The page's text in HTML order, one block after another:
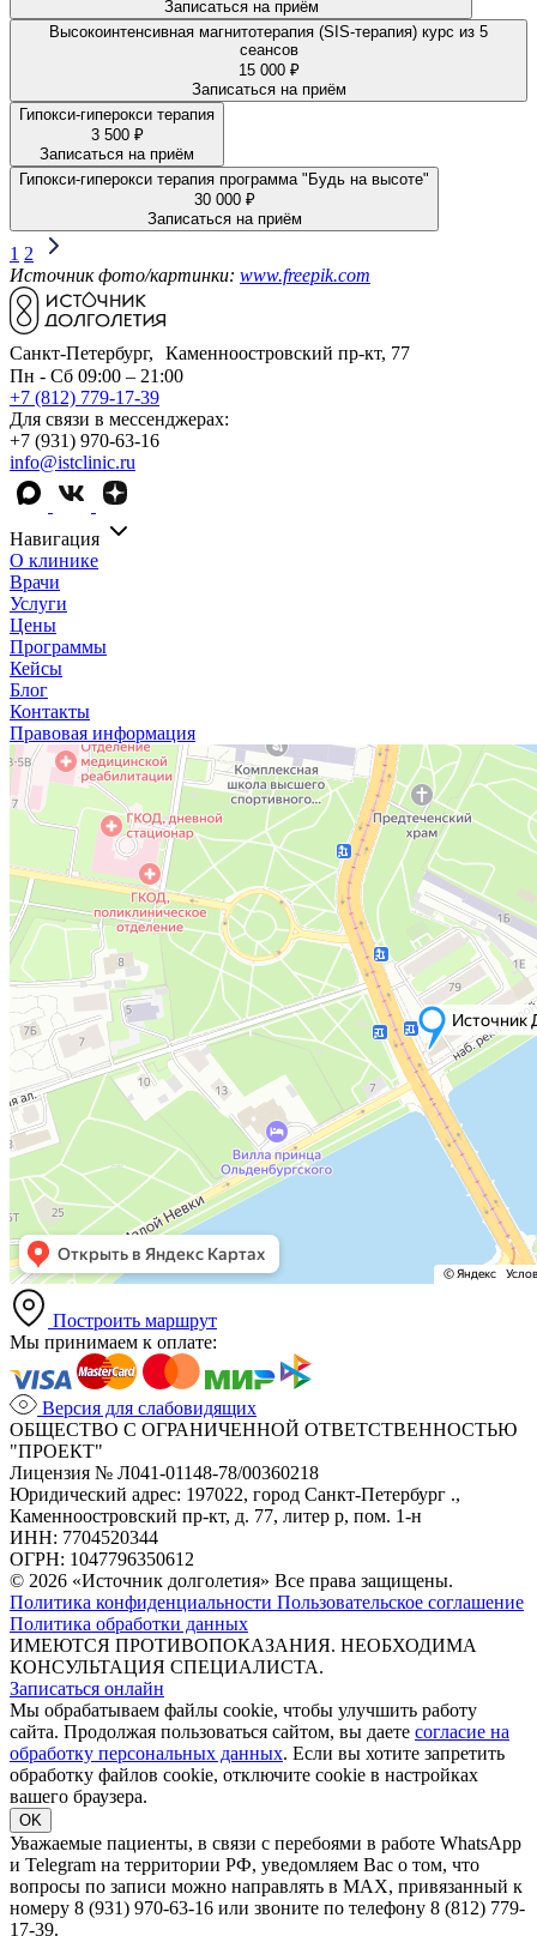
Записаться на приём
Высокоинтенсивная магнитотерапия (SIS-терапия) курс из 5
сеансов
15 000 ₽
Записаться на приём
Гипокси-гиперокси терапия
3 500 ₽
Записаться на приём
Гипокси-гиперокси терапия программа "Будь на высоте"
30 000 ₽
Записаться на приём
1 2
Источник фото/картинки: www.freepik.com
Санкт-Петербург, Каменноостровский пр-кт, 77
Пн - Сб 09:00 – 21:00
+7 (812) 779-17-39
Для связи в мессенджерах:
+7 (931) 970-63-16
info@istclinic.ru
Навигация
О клинике
Врачи
Услуги
Цены
Программы
Кейсы
Блог
Контакты
Правовая информация
Построить маршрут
Мы принимаем к оплате:
Версия для слабовидящих
ОБЩЕСТВО С ОГРАНИЧЕННОЙ ОТВЕТСТВЕННОСТЬЮ
"ПРОЕКТ"
Лицензия № Л041-01148-78/00360218
Юридический адрес: 197022, город Санкт-Петербург .,
Каменноостровский пр-кт, д. 77, литер р, пом. 1-н
ИНН: 7704520344
ОГРН: 1047796350612
© 2026 «Источник долголетия» Все права защищены.
Политика конфиденциальности Пользовательское соглашение
Политика обработки данных
ИМЕЮТСЯ ПРОТИВОПОКАЗАНИЯ. НЕОБХОДИМА
КОНСУЛЬТАЦИЯ СПЕЦИАЛИСТА.
Записаться онлайн
Мы обрабатываем файлы cookie, чтобы улучшить работу
сайта. Продолжая пользоваться сайтом, вы даете согласие на
обработку персональных данных. Если вы хотите запретить
обработку файлов cookie, отключите cookie в настройках
вашего браузера.
OK
Уважаемые пациенты, в связи с перебоями в работе WhatsApp
и Telegram на территории РФ, уведомляем Вас о том, что
вопросы по записи можно направлять в MAX, привязанный к
номеру 8 (931) 970-63-16 или звоните по телефону 8 (812) 779-
17-39.